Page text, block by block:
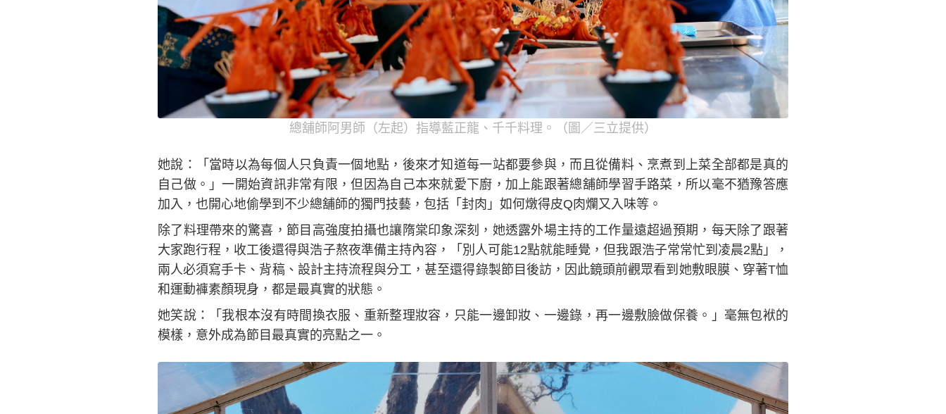
總舖師阿男師（左起）指導藍正龍、千千料理。（圖／三立提供）
她說：「當時以為每個人只負責一個地點，後來才知道每一站都要參與，而且從備料、烹煮到上菜全部都是真的
自己做。」一開始資訊非常有限，但因為自己本來就愛下廚，加上能跟著總舖師學習手路菜，所以毫不猶豫答應
加入，也開心地偷學到不少總舖師的獨門技藝，包括「封肉」如何燉得皮Q肉爛又入味等。
除了料理帶來的驚喜，節目高強度拍攝也讓隋棠印象深刻，她透露外場主持的工作量遠超過預期，每天除了跟著
大家跑行程，收工後還得與浩子熬夜準備主持內容，「別人可能12點就能睡覺，但我跟浩子常常忙到凌晨2點」，
兩人必須寫手卡、背稿、設計主持流程與分工，甚至還得錄製節目後訪，因此鏡頭前觀眾看到她敷眼膜、穿著T恤
和運動褲素顏現身，都是最真實的狀態。
她笑說：「我根本沒有時間換衣服、重新整理妝容，只能一邊卸妝、一邊錄，再一邊敷臉做保養。」毫無包袱的
模樣，意外成為節目最真實的亮點之一。